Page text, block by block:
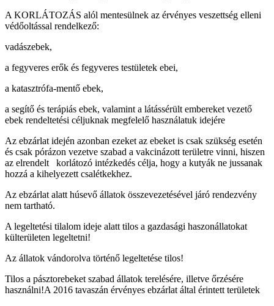
A KORLÁTOZÁS alól mentesülnek az érvényes veszettség elleni
védőoltással rendelkező:
vadászebek,
a fegyveres erők és fegyveres testületek ebei,
a katasztrófa-mentő ebek,
a segítő és terápiás ebek, valamint a látássérült embereket vezető
ebek rendeltetési céljuknak megfelelő használatuk idejére
Az ebzárlat idején azonban ezeket az ebeket is csak szükség esetén
és csak pórázon vezetve szabad a vakcinázott területre vinni, hiszen
az elrendelt korlátozó intézkedés célja, hogy a kutyák ne jussanak
hozzá a kihelyezett csalétkekhez.
Az ebzárlat alatt húsevő állatok összevezetésével járó rendezvény
nem tartható.
A legeltetési tilalom ideje alatt tilos a gazdasági haszonállatokat
külterületen legeltetni!
Az állatok vándorolva történő legeltetése tilos!
Tilos a pásztorebeket szabad állatok terelésére, illetve őrzésére
használni!A 2016 tavaszán érvényes ebzárlat által érintett területek